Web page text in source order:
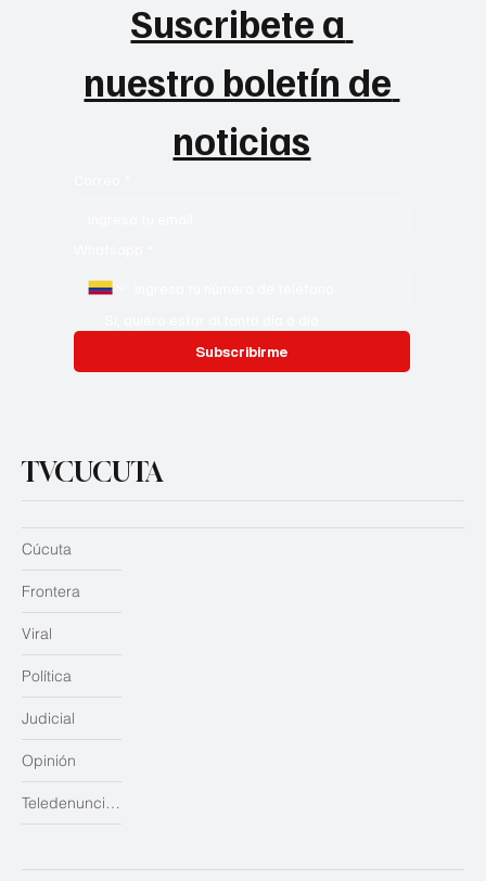
Suscribete a
nuestro boletín de
noticias
Subscribirme
TVCUCUTA
Judicial
Opinión
Teledenuncias
Cúcuta
Frontera
Viral
Política